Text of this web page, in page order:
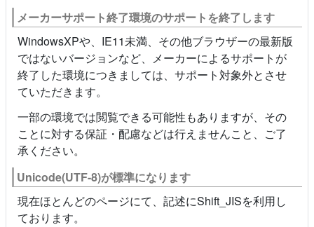
メーカーサポート終了環境のサポートを終了します
WindowsXPや、IE11未満、その他ブラウザーの最新版
ではないバージョンなど、メーカーによるサポートが
終了した環境につきましては、サポート対象外とさせ
ていただきます。
一部の環境では閲覧できる可能性もありますが、その
ことに対する保証・配慮などは行えませんこと、ご了
承ください。
Unicode(UTF-8)が標準になります
現在ほとんどのページにて、記述にShift_JISを利用し
ております。